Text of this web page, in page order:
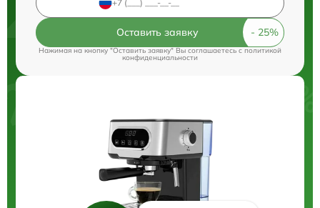
Оставить заявку
Нажимая на кнопку "Оставить заявку" Вы соглашаетесь cполитикой
конфиденциальности